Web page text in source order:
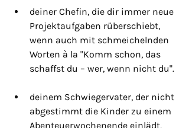
deiner Chefin, die dir immer neue
Projektaufgaben rüberschiebt,
wenn auch mit schmeichelnden
Worten à la "Komm schon, das
schaffst du – wer, wenn nicht du".
deinem Schwiegervater, der nicht
abgestimmt die Kinder zu einem
Abenteuerwochenende einlädt,